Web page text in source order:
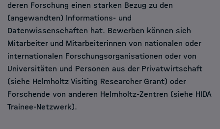
deren Forschung einen starken Bezug zu den
(angewandten) Informations- und
Datenwissenschaften hat. Bewerben können sich
Mitarbeiter und Mitarbeiterinnen von nationalen oder
internationalen Forschungsorganisationen oder von
Universitäten und Personen aus der Privatwirtschaft
(siehe Helmholtz Visiting Researcher Grant) oder
Forschende von anderen Helmholtz-Zentren (siehe HIDA
Trainee-Netzwerk).